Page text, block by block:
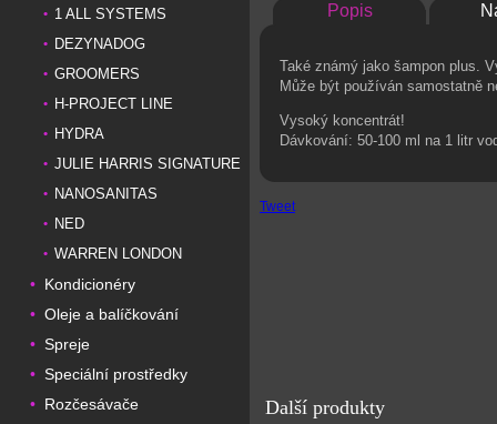
• 1 ALL SYSTEMS
• DEZYNADOG
• GROOMERS
• H-PROJECT LINE
• HYDRA
• JULIE HARRIS SIGNATURE
• NANOSANITAS
• NED
• WARREN LONDON
• Kondicionéry
• Oleje a balíčkování
• Spreje
• Speciální prostředky
• Rozčesávače
Popis
Také známý jako šampon plus.
Může být používán samostatně
Vysoký koncentrát!
Dávkování: 50-100 ml na 1 litr
Tweet
Další produkty